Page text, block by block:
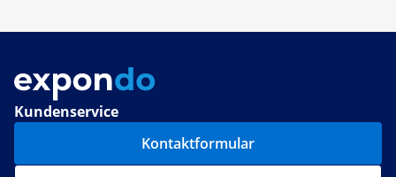
Kundenservice
Kontaktformular